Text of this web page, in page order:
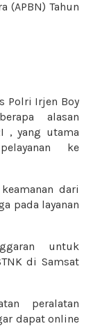
(APBN) Tahun
Polri Irjen Boy
alasan
, yang utama
ke
dari
pada layanan
untuk
di Samsat
peralatan
dapat online